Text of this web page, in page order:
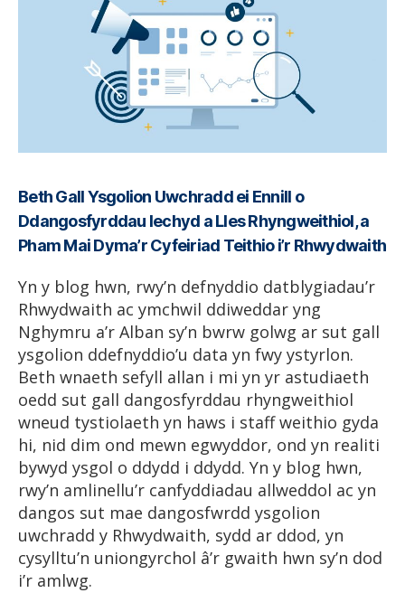
Beth Gall Ysgolion Uwchradd ei Ennill o
Ddangosfyrddau Iechyd a Lles Rhyngweithiol, a
Pham Mai Dyma’r Cyfeiriad Teithio i’r Rhwydwaith
Yn y blog hwn, rwy’n defnyddio datblygiadau’r
Rhwydwaith ac ymchwil ddiweddar yng
Nghymru a’r Alban sy’n bwrw golwg ar sut gall
ysgolion ddefnyddio’u data yn fwy ystyrlon.
Beth wnaeth sefyll allan i mi yn yr astudiaeth
oedd sut gall dangosfyrddau rhyngweithiol
wneud tystiolaeth yn haws i staff weithio gyda
hi, nid dim ond mewn egwyddor, ond yn realiti
bywyd ysgol o ddydd i ddydd. Yn y blog hwn,
rwy’n amlinellu’r canfyddiadau allweddol ac yn
dangos sut mae dangosfwrdd ysgolion
uwchradd y Rhwydwaith, sydd ar ddod, yn
cysylltu’n uniongyrchol â’r gwaith hwn sy’n dod
i’r amlwg.